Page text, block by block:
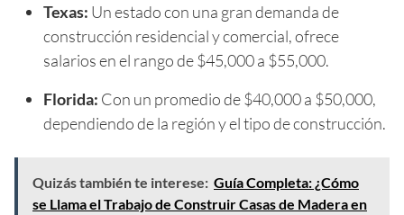
Texas: Un estado con una gran demanda de
construcción residencial y comercial, ofrece
salarios en el rango de $45,000 a $55,000.
Florida: Con un promedio de $40,000 a $50,000,
dependiendo de la región y el tipo de construcción.
Quizás también te interese: Guía Completa: ¿Cómo
se Llama el Trabajo de Construir Casas de Madera en